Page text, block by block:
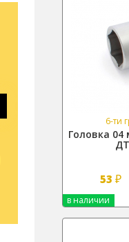
6-ти
Головка 04
53₽
в наличии